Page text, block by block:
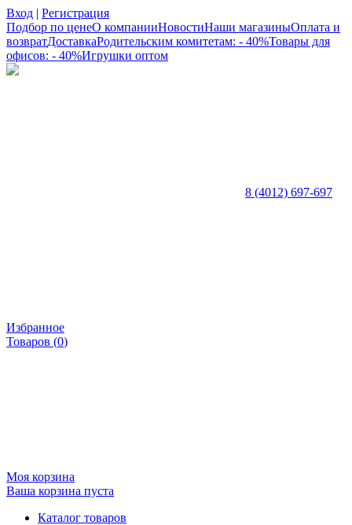
Вход | Регистрация
Подбор по ценеО компанииНовостиНаши магазиныОплата и
возвратДоставкаРодительским комитетам: - 40%Товары для
офисов: - 40%Игрушки оптом
8 (4012) 697-697
Избранное
Товаров (0)
Моя корзина
Ваша корзина пуста
Каталог товаров